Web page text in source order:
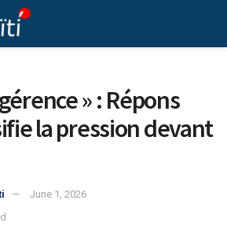
» : Répons
la pression devant
June 1, 2026